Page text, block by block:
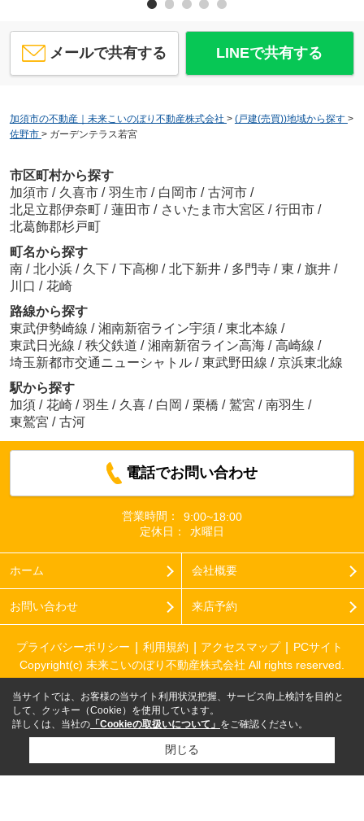
メールで共有する LINEで共有する
加須市の不動産｜未来こいのぼり不動産株式会社 > (戸建(売買))地域から探す >
佐野市 > ガーデンテラス若宮
市区町村から探す
加須市 / 久喜市 / 羽生市 / 白岡市 / 古河市 /
北足立郡伊奈町 / 蓮田市 / さいたま市大宮区 / 行田市 /
北葛飾郡杉戸町
町名から探す
南 / 北小浜 / 久下 / 下高柳 / 北下新井 / 多門寺 / 東 / 旗井 /
川口 / 花崎
路線から探す
東武伊勢崎線 / 湘南新宿ライン宇須 / 東北本線 /
東武日光線 / 秩父鉄道 / 湘南新宿ライン高海 / 高崎線 /
埼玉新都市交通ニューシャトル / 東武野田線 / 京浜東北線
駅から探す
加須 / 花崎 / 羽生 / 久喜 / 白岡 / 栗橋 / 鷲宮 / 南羽生 /
東鷲宮 / 古河
電話でお問い合わせ
営業時間：
9:00~18:00
定休日：
水曜日
ホーム 会社概要
お問い合わせ 来店予約
プライバシーポリシー 利用規約 アクセスマップ
PCサイト
Copyright(c) 未来こいのぼり不動産株式会社 All rights reserved.
当サイトでは、お客様の当サイト利用状況把握、サービス向上検討を目的と
して、クッキー（Cookie）を使用しています。
詳しくは、当社の 「Cookieの取扱いについて」 をご確認ください。
閉じる